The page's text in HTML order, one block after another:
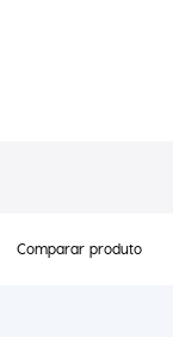
Comparar produto